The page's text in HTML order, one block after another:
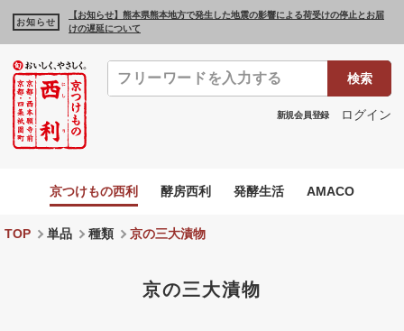
お知らせ
【お知らせ】熊本県熊本地方で発生した地震の影響による荷受けの停止とお届
けの遅延について
検索
新規会員登録 ログイン
京つけもの西利 酵房西利 発酵生活 AMACO
TOP 単品 種類 京の三大漬物
京の三大漬物